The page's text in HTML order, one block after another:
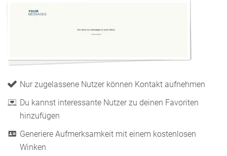
Nur zugelassene Nutzer können Kontakt aufnehmen
Du kannst interessante Nutzer zu deinen Favoriten
hinzufügen
Generiere Aufmerksamkeit mit einem kostenlosen
Winken